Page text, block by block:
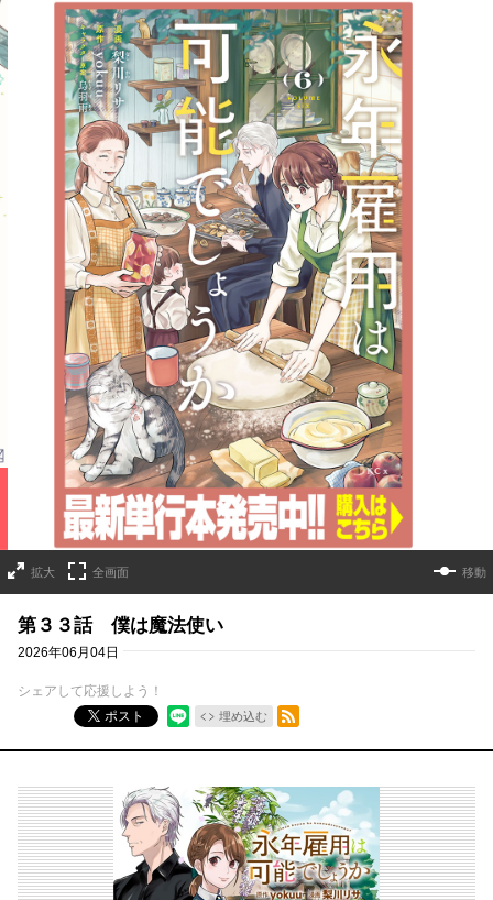
詳細ページへのリンク
拡大 全画面 移動
第３３話 僕は魔法使い
2026年06月04日
シェアして応援しよう！
ポスト
埋め込む
RSSフィード